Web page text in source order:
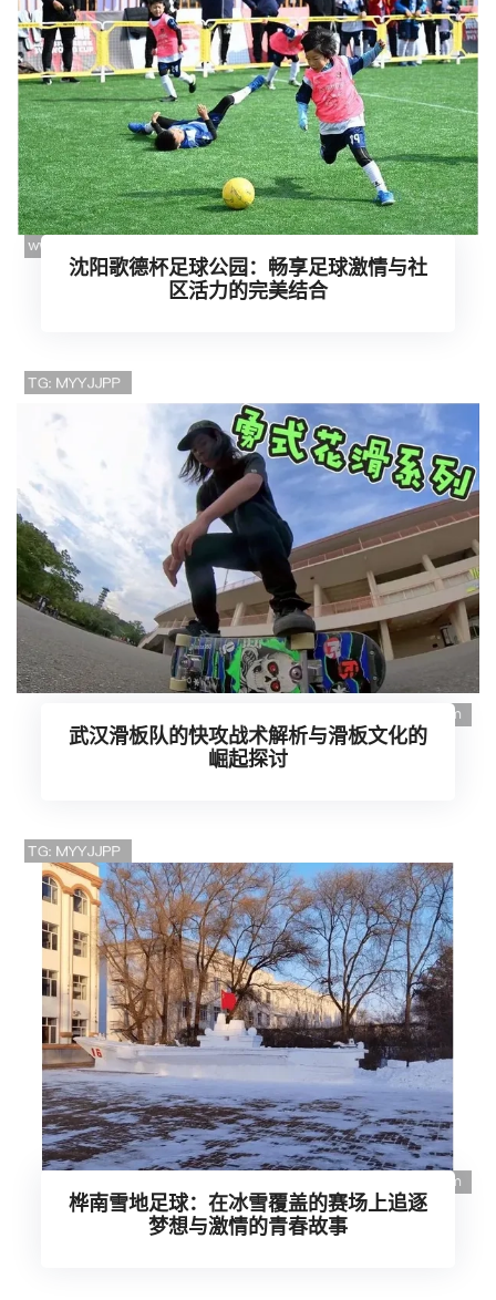
沈阳歌德杯足球公园：畅享足球激情与社
区活力的完美结合
武汉滑板队的快攻战术解析与滑板文化的
崛起探讨
桦南雪地足球：在冰雪覆盖的赛场上追逐
梦想与激情的青春故事